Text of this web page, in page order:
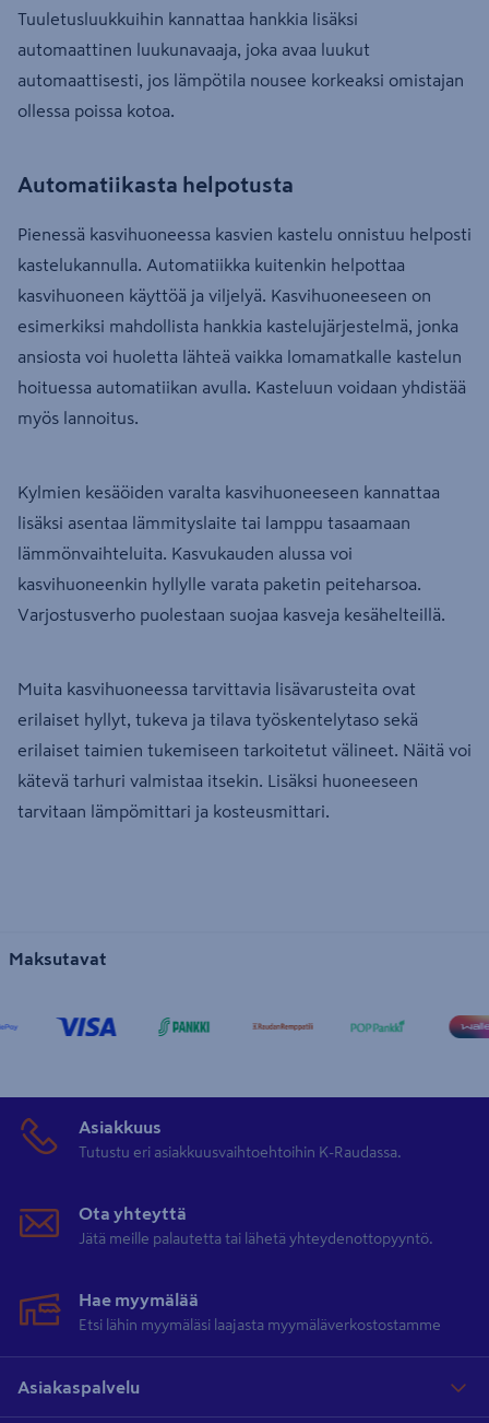
Tuuletusluukkuihin kannattaa hankkia lisäksi
automaattinen luukunavaaja, joka avaa luukut
automaattisesti, jos lämpötila nousee korkeaksi omistajan
ollessa poissa kotoa.
Automatiikasta helpotusta
Pienessä kasvihuoneessa kasvien kastelu onnistuu helposti
kastelukannulla. Automatiikka kuitenkin helpottaa
kasvihuoneen käyttöä ja viljelyä. Kasvihuoneeseen on
esimerkiksi mahdollista hankkia kastelujärjestelmä, jonka
ansiosta voi huoletta lähteä vaikka lomamatkalle kastelun
hoituessa automatiikan avulla. Kasteluun voidaan yhdistää
myös lannoitus.
Kylmien kesäöiden varalta kasvihuoneeseen kannattaa
lisäksi asentaa lämmityslaite tai lamppu tasaamaan
lämmönvaihteluita. Kasvukauden alussa voi
kasvihuoneenkin hyllylle varata paketin peiteharsoa.
Varjostusverho puolestaan suojaa kasveja kesähelteillä.
Muita kasvihuoneessa tarvittavia lisävarusteita ovat
erilaiset hyllyt, tukeva ja tilava työskentelytaso sekä
erilaiset taimien tukemiseen tarkoitetut välineet. Näitä voi
kätevä tarhuri valmistaa itsekin. Lisäksi huoneeseen
tarvitaan lämpömittari ja kosteusmittari.
Maksutavat
Asiakkuus
Tutustu eri asiakkuusvaihtoehtoihin K-Raudassa.
Ota yhteyttä
Jätä meille palautetta tai lähetä yhteydenottopyyntö.
Hae myymälää
Etsi lähin myymäläsi laajasta myymäläverkostostamme
Asiakaspalvelu